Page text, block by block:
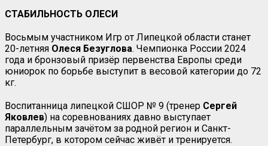
СТАБИЛЬНОСТЬ ОЛЕСИ
Восьмым участником Игр от Липецкой области станет
20-летняя Олеся Безуглова. Чемпионка России 2024
года и бронзовый призёр первенства Европы среди
юниорок по борьбе выступит в весовой категории до 72
кг.
Воспитанница липецкой СШОР № 9 (тренер Сергей
Яковлев) на соревнованиях давно выступает
параллельным зачётом за родной регион и Санкт-
Петербург, в котором сейчас живёт и тренируется.